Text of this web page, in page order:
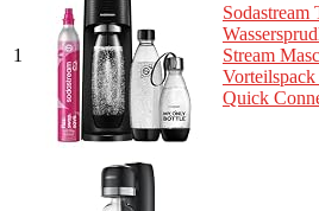
1
Sodastream
Stream
Vorteilspack
Quick